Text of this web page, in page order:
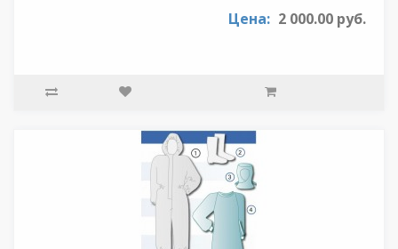
Цена: 2 000.00 руб.